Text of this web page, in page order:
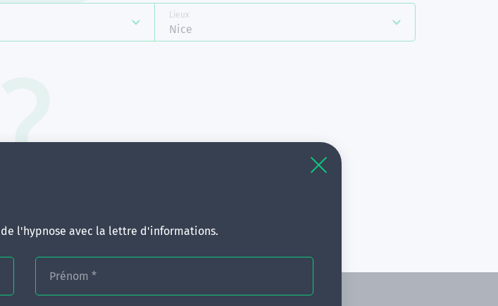
l'hypnose avec la lettre d'informations.
Prénom *
Lieux
Nice
ne correspond à